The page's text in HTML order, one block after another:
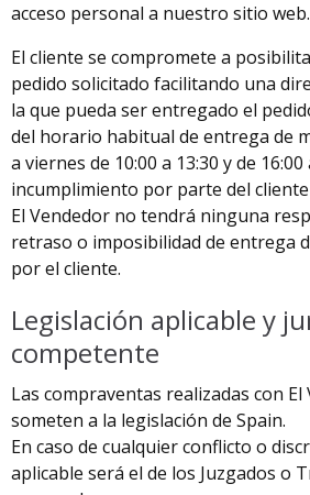
acceso personal a nuestro sitio web.
El cliente se compromete a
pedido solicitado facilitando una
la que pueda ser entregado el
del horario habitual de entrega de
a viernes de 10:00 a 13:30 y de 16:00
incumplimiento por parte del
El Vendedor no tendrá ninguna
retraso o imposibilidad de entrega
por el cliente.
Legislación aplicable y
competente
Las compraventas realizadas con El
someten a la legislación de Spain.
En caso de cualquier conflicto o
aplicable será el de los Juzgados o